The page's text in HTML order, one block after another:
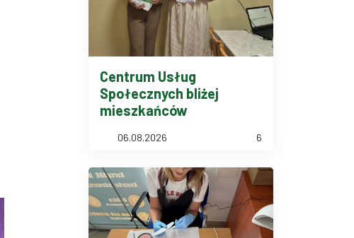
Centrum Usług
Społecznych bliżej
mieszkańców
06.08.2026 6